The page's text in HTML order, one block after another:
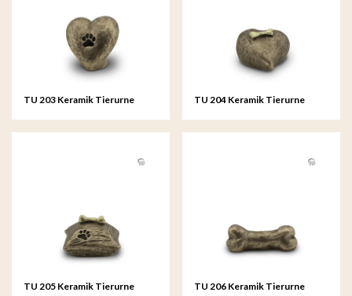
TU 203 Keramik Tierurne TU 204 Keramik Tierurne
TU 205 Keramik Tierurne TU 206 Keramik Tierurne